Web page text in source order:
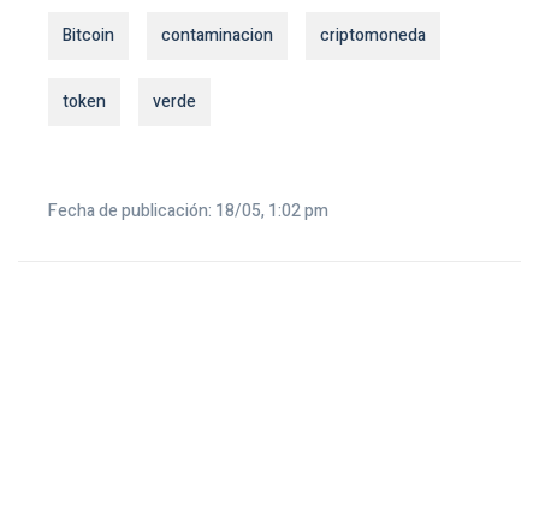
Bitcoin contaminacion criptomoneda
token verde
Fecha de publicación: 18/05, 1:02 pm